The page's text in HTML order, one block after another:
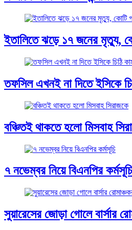
ইতালিতে ঝড়ে ১৭ জনের মৃত্যু,
তফসিল এখনই না দিতে ইসিকে
বঞ্চিতই থাকতে হলো মিসবাহ
৭ নভেম্বর নিয়ে বিএনপির কর্মসূচি
সুয়ারেসের জোড়া গোলে বার্সার